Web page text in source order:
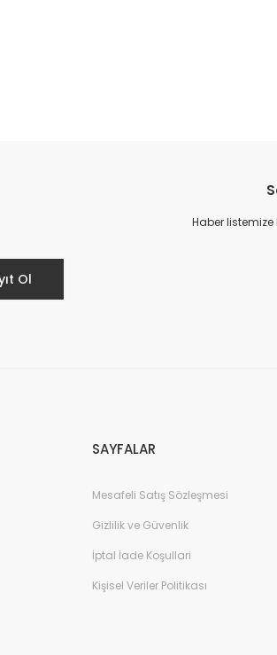
Ol
Haber
SAYFALAR
Mesafeli Satış Sözleşmesi
Gizlilik ve Güvenlik
İptal İade Koşullari
Kişisel Veriler Politikası